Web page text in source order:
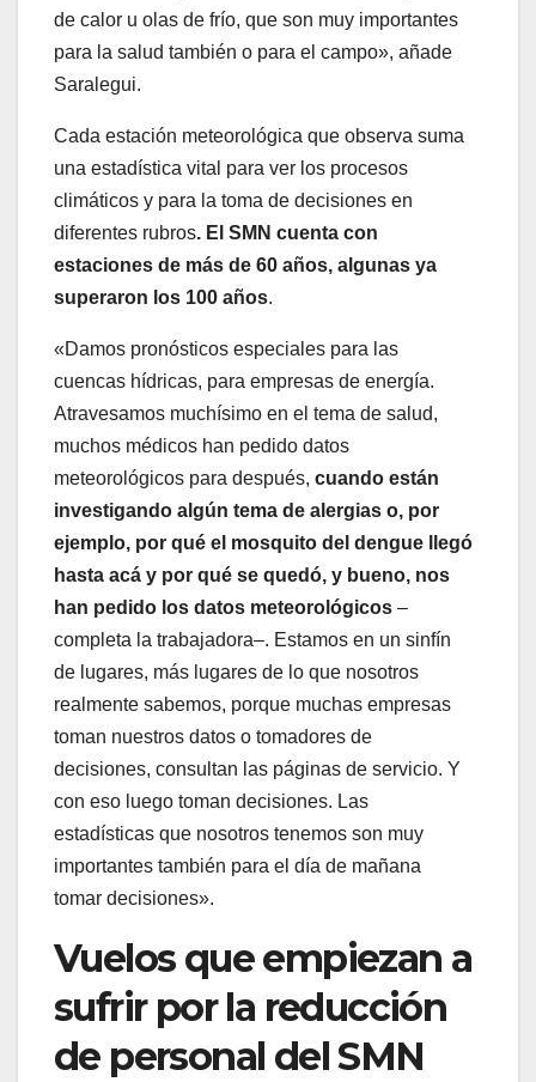
de calor u olas de frío, que son muy importantes
para la salud también o para el campo», añade
Saralegui.
Cada estación meteorológica que observa suma
una estadística vital para ver los procesos
climáticos y para la toma de decisiones en
diferentes rubros. El SMN cuenta con
estaciones de más de 60 años, algunas ya
superaron los 100 años.
«Damos pronósticos especiales para las
cuencas hídricas, para empresas de energía.
Atravesamos muchísimo en el tema de salud,
muchos médicos han pedido datos
meteorológicos para después, cuando están
investigando algún tema de alergias o, por
ejemplo, por qué el mosquito del dengue llegó
hasta acá y por qué se quedó, y bueno, nos
han pedido los datos meteorológicos –
completa la trabajadora–. Estamos en un sinfín
de lugares, más lugares de lo que nosotros
realmente sabemos, porque muchas empresas
toman nuestros datos o tomadores de
decisiones, consultan las páginas de servicio. Y
con eso luego toman decisiones. Las
estadísticas que nosotros tenemos son muy
importantes también para el día de mañana
tomar decisiones».
Vuelos que empiezan a
sufrir por la reducción
de personal del SMN